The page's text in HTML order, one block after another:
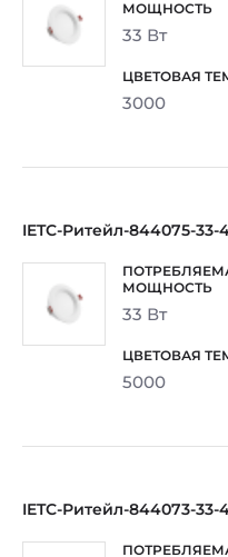
33 Вт
3000
IETC-Ритейл-844075-33-
33 Вт
5000
IETC-Ритейл-844073-33-